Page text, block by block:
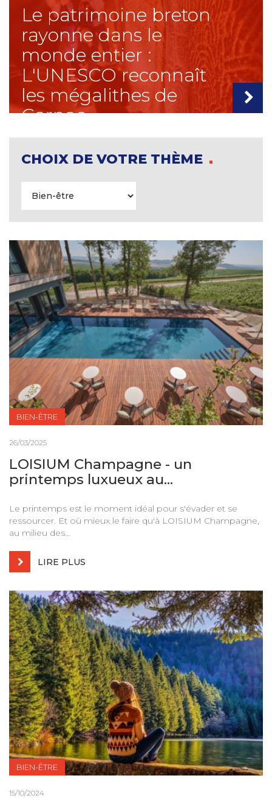
Le patrimoine breton
rayonne dans le
monde entier :
L'UNESCO reconnaît
les mégalithes de
Carnac
CHOIX DE VOTRE THÈME
BIEN-ÊTRE
26/03/2025
LOISIUM Champagne - un
printemps luxueux au...
Le printemps est le moment idéal pour s'évader et se
ressourcer. Et où mieux le faire qu'à LOISIUM Champagne,
au milieu des...
LIRE PLUS
BIEN-ÊTRE
15/10/2024